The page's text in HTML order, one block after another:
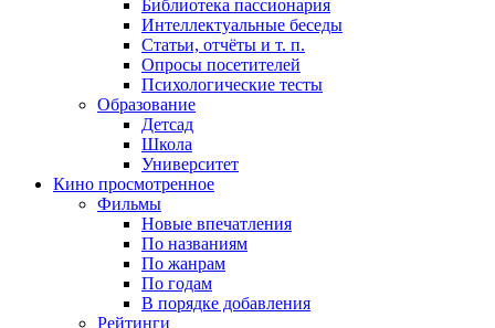
Библиотека пассионария
Интеллектуальные беседы
Статьи, отчёты и т. п.
Опросы посетителей
Психологические тесты
Образование
Детсад
Школа
Университет
Кино просмотренное
Фильмы
Новые впечатления
По названиям
По жанрам
По годам
В порядке добавления
Рейтинги